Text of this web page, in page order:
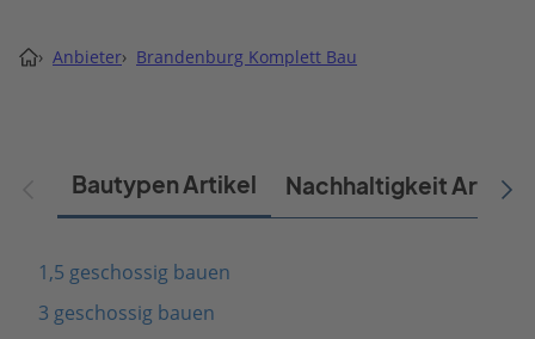
› Anbieter› Brandenburg Komplett Bau
Bautypen Artikel Nachhaltigkeit Artikel
1,5 geschossig bauen
3 geschossig bauen